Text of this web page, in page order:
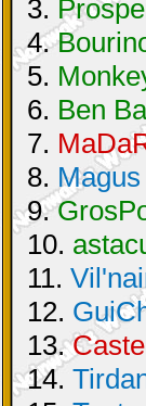
3.
4.
5.
6. Ben
7.
8. Magus
9.
10.
11.
12.
13.
14.